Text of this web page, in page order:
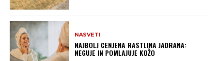
NASVETI
NAJBOLJ CENJENA RASTLINA JADRANA:
NEGUJE IN POMLAJUJE KOŽO